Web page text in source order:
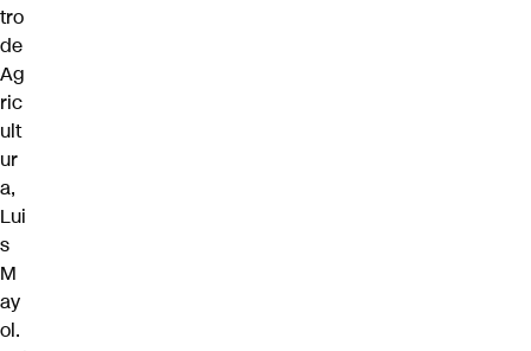
tro
de
Ag
ric
ult
ur
a,
Lui
s
M
ay
ol.